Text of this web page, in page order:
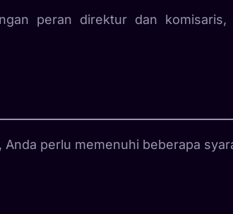
peran direktur dan komisaris,
perlu memenuhi beberapa